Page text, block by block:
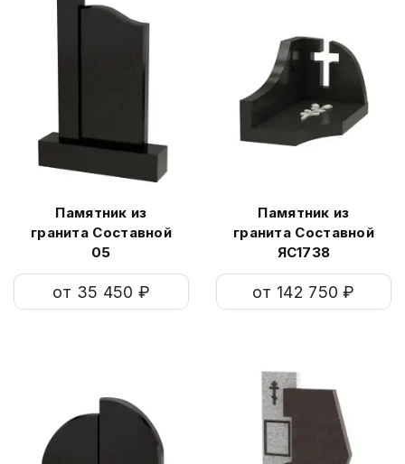
Памятник из
гранита Составной
05
от 35 450 ₽
Памятник из
гранита Составной
ЯС1738
от 142 750 ₽